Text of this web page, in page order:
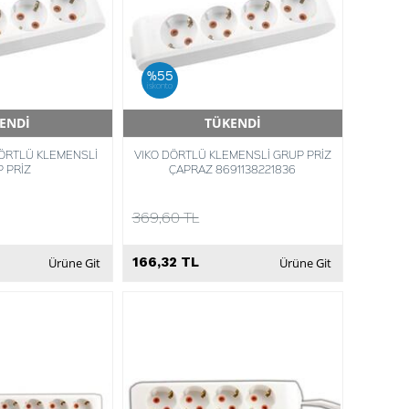
KLEMENSLİ
PRİZ
Ürüne Git
TÜKENDİ
Hızlı Teslimat
VIKO DÖRTLÜ KLEMENSLİ GRUP PRİZ
ÇAPRAZ 8691138221836
369,60 TL
%55
iskonto
166,32 TL Ürüne Git